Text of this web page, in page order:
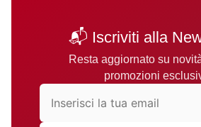
📬 Iscriviti alla
Resta aggiornato su
promozioni